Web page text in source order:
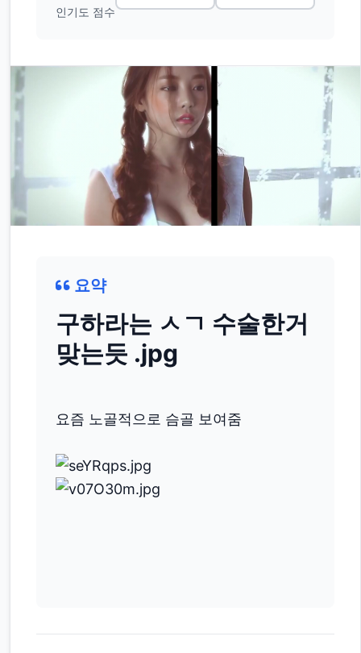
인기도 점수
요약
구하라는 ㅅㄱ 수술한거
맞는듯 .jpg
요즘 노골적으로 슴골 보여줌